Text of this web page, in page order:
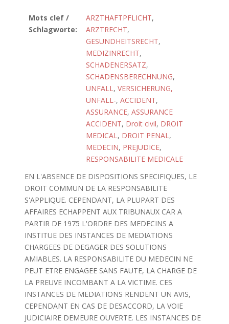
Mots clef /
Schlagworte:
ARZTHAFTPFLICHT,
ARZTRECHT,
GESUNDHEITSRECHT,
MEDIZINRECHT,
SCHADENERSATZ,
SCHADENSBERECHNUNG,
UNFALL, VERSICHERUNG,
UNFALL-, ACCIDENT,
ASSURANCE, ASSURANCE
ACCIDENT, Droit civil, DROIT
MEDICAL, DROIT PENAL,
MEDECIN, PREJUDICE,
RESPONSABILITE MEDICALE
EN L'ABSENCE DE DISPOSITIONS SPECIFIQUES, LE
DROIT COMMUN DE LA RESPONSABILITE
S'APPLIQUE. CEPENDANT, LA PLUPART DES
AFFAIRES ECHAPPENT AUX TRIBUNAUX CAR A
PARTIR DE 1975 L'ORDRE DES MEDECINS A
INSTITUE DES INSTANCES DE MEDIATIONS
CHARGEES DE DEGAGER DES SOLUTIONS
AMIABLES. LA RESPONSABILITE DU MEDECIN NE
PEUT ETRE ENGAGEE SANS FAUTE, LA CHARGE DE
LA PREUVE INCOMBANT A LA VICTIME. CES
INSTANCES DE MEDIATIONS RENDENT UN AVIS,
CEPENDANT EN CAS DE DESACCORD, LA VOIE
JUDICIAIRE DEMEURE OUVERTE. LES INSTANCES DE